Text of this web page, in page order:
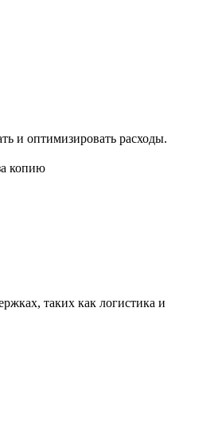
и оптимизировать расходы.
копию
таких как логистика и